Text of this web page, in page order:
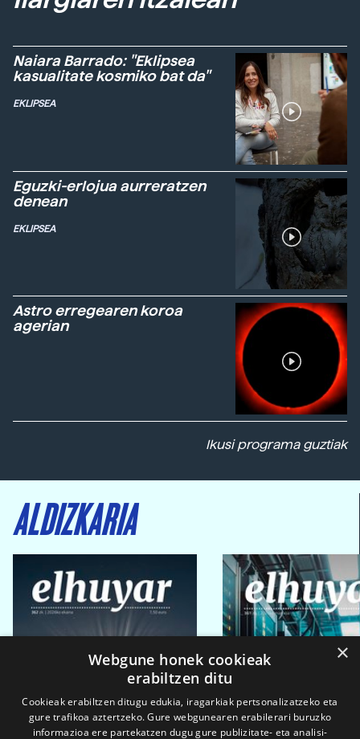
Naiara Barrado: "Eklipsea
kasualitate kosmiko bat da"
EKLIPSEA
Eguzki-erlojua aurreratzen
denean
EKLIPSEA
Astro erregearen koroa
agerian
Ikusi programa guztiak
ALDIZKARIA
×
Webgune honek cookieak
erabiltzen ditu
Cookieak erabiltzen ditugu edukia, iragarkiak pertsonalizatzeko eta
gure trafikoa aztertzeko. Gure webgunearen erabilerari buruzko
informazioa ere partekatzen dugu gure publizitate- eta analisi-